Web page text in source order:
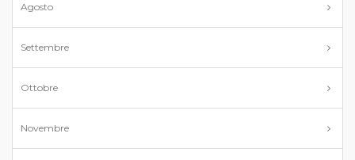
Agosto
Settembre
Ottobre
Novembre